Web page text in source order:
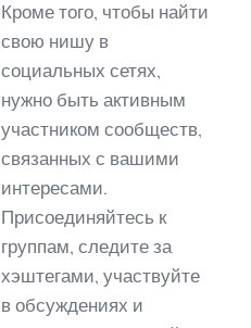
Кроме того, чтобы найти
свою нишу в
социальных сетях,
нужно быть активным
участником сообществ,
связанных с вашими
интересами.
Присоединяйтесь к
группам, следите за
хэштегами, участвуйте
в обсуждениях и